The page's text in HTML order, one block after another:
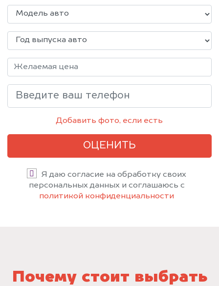
Добавить фото, если есть
ОЦЕНИТЬ
Я даю согласие на обработку своих
персональных данных и соглашаюсь с
политикой конфиденциальности
Почему стоит выбрать